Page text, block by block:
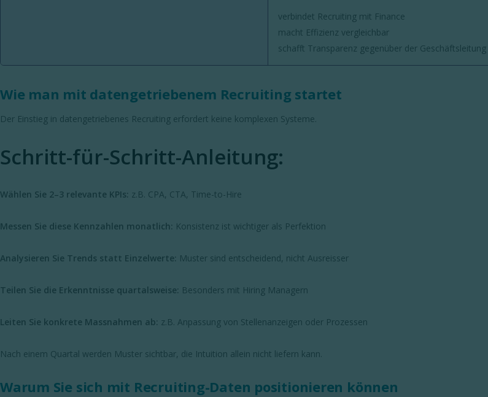
verbindet Recruiting mit Finance
macht Effizienz vergleichbar
schafft Transparenz gegenüber der Geschäftsleitung
Wie man mit datengetriebenem Recruiting startet
Der Einstieg in datengetriebenes Recruiting erfordert keine komplexen Systeme.
Schritt-für-Schritt-Anleitung:
Wählen Sie 2–3 relevante KPIs: z.B. CPA, CTA, Time-to-Hire
Messen Sie diese Kennzahlen monatlich: Konsistenz ist wichtiger als Perfektion
Analysieren Sie Trends statt Einzelwerte: Muster sind entscheidend, nicht Ausreisser
Teilen Sie die Erkenntnisse quartalsweise: Besonders mit Hiring Managern
Leiten Sie konkrete Massnahmen ab: z.B. Anpassung von Stellenanzeigen oder Prozessen
Nach einem Quartal werden Muster sichtbar, die Intuition allein nicht liefern kann.
Warum Sie sich mit Recruiting-Daten positionieren können